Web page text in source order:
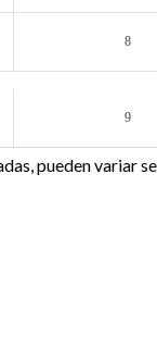
8
9
pueden variar